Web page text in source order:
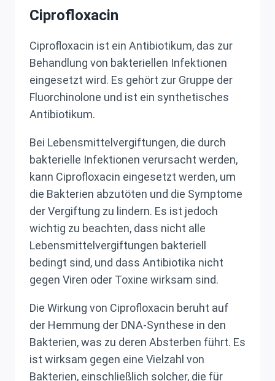
Ciprofloxacin
Ciprofloxacin ist ein Antibiotikum, das zur
Behandlung von bakteriellen Infektionen
eingesetzt wird. Es gehört zur Gruppe der
Fluorchinolone und ist ein synthetisches
Antibiotikum.
Bei Lebensmittelvergiftungen, die durch
bakterielle Infektionen verursacht werden,
kann Ciprofloxacin eingesetzt werden, um
die Bakterien abzutöten und die Symptome
der Vergiftung zu lindern. Es ist jedoch
wichtig zu beachten, dass nicht alle
Lebensmittelvergiftungen bakteriell
bedingt sind, und dass Antibiotika nicht
gegen Viren oder Toxine wirksam sind.
Die Wirkung von Ciprofloxacin beruht auf
der Hemmung der DNA-Synthese in den
Bakterien, was zu deren Absterben führt. Es
ist wirksam gegen eine Vielzahl von
Bakterien, einschließlich solcher, die für